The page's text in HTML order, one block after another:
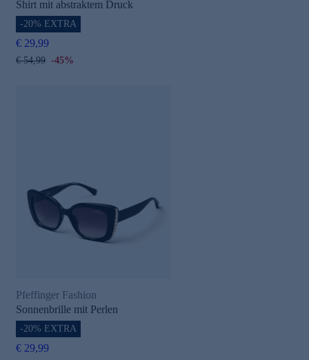
Shirt mit abstraktem Druck
-20% EXTRA
€ 29,99
€ 54,99 -45%
Pfeffinger Fashion
Sonnenbrille mit Perlen
-20% EXTRA
€ 29,99